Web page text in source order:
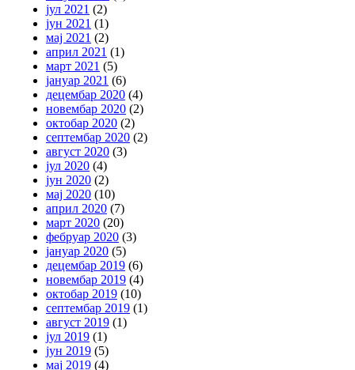
јул 2021 (2)
јун 2021 (1)
мај 2021 (2)
април 2021 (1)
март 2021 (5)
јануар 2021 (6)
децембар 2020 (4)
новембар 2020 (2)
октобар 2020 (2)
септембар 2020 (2)
август 2020 (3)
јул 2020 (4)
јун 2020 (2)
мај 2020 (10)
април 2020 (7)
март 2020 (20)
фебруар 2020 (3)
јануар 2020 (5)
децембар 2019 (6)
новембар 2019 (4)
октобар 2019 (10)
септембар 2019 (1)
август 2019 (1)
јул 2019 (1)
јун 2019 (5)
мај 2019 (4)